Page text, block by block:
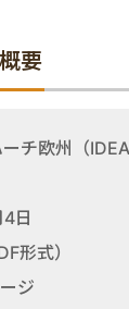
要
チ欧州（
日
形式）
ジ